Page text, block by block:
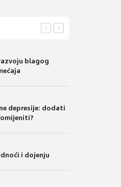
>
<
blagog
depresije: dodati
i dojenju